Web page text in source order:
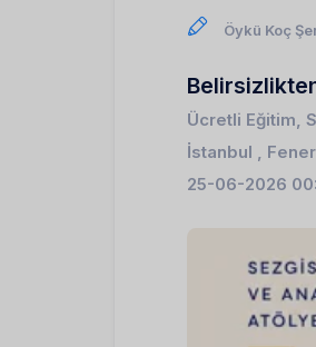
Öykü Koç
Ücretli Eğitim,
İstanbul ,
25-06-2026